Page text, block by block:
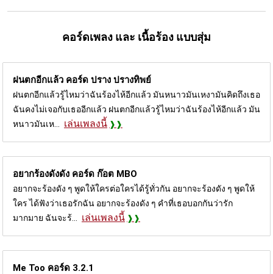
คอร์ดเพลง และ เนื้อร้อง แบบสุ่ม
ฝนตกอีกแล้ว คอร์ด ปราง ปรางทิพย์
ฝนตกอีกแล้วรู้ไหมว่าฉันร้องไห้อีกแล้ว มันหนาวมันเหงามันคิดถึงเธอ
ฉันคงไม่เจอกับเธออีกแล้ว ฝนตกอีกแล้วรู้ไหมว่าฉันร้องไห้อีกแล้ว มัน
หนาวมันเห...
เล่นเพลงนี้
อยากร้องดังดัง คอร์ด ก๊อต MBO
อยากจะร้องดัง ๆ พูดให้ใครต่อใครได้รู้ทั่วกัน อยากจะร้องดัง ๆ พูดให้
ใคร ได้ฟังว่าเธอรักฉัน อยากจะร้องดัง ๆ คำที่เธอบอกกันว่ารัก
มากมาย ฉันจะร้...
เล่นเพลงนี้
Me Too คอร์ด 3.2.1